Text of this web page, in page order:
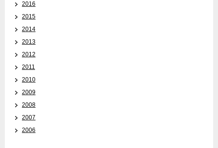
2016
2015
2014
2013
2012
2011
2010
2009
2008
2007
2006